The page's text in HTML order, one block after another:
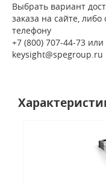
Выбрать вариант
заказа на сайте,
телефону
+7 (800) 707-44-73
keysight@spegroup.ru